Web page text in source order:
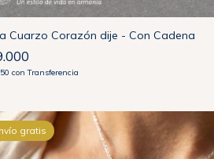
Cuarzo Corazón dije - Con Cadena
con Transferencia
gratis